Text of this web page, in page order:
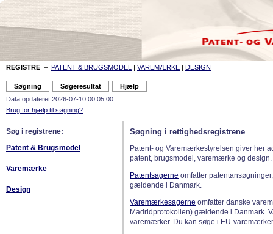
REGISTRE – PATENT & BRUGSMODEL | VAREMÆRKE | DESIGN
Data opdateret 2026-07-10 00:05:00
Brug for hjælp til søgning?
Søg i registrene:
Patent & Brugsmodel
Varemærke
Design
Søgning i rettighedsregistrene
Patent- og Varemærkestyrelsen giver her
patent, brugsmodel, varemærke og design.
Patentsagerne omfatter
gældende i Danmark.
Varemærkesagerne omfatter danske
Madridprotokollen) gældende i Danmark.
varemærker. Du kan søge i EU-